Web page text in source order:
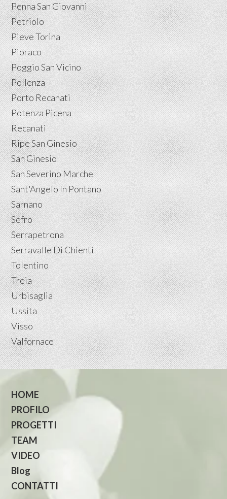
Penna San Giovanni
Petriolo
Pieve Torina
Pioraco
Poggio San Vicino
Pollenza
Porto Recanati
Potenza Picena
Recanati
Ripe San Ginesio
San Ginesio
San Severino Marche
Sant'Angelo In Pontano
Sarnano
Sefro
Serrapetrona
Serravalle Di Chienti
Tolentino
Treia
Urbisaglia
Ussita
Visso
Valfornace
HOME
PROFILO
PROGETTI
TEAM
VIDEO
Blog
CONTATTI